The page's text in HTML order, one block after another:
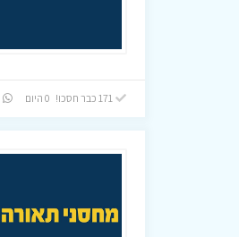
171 כבר חסכו! 0 היום